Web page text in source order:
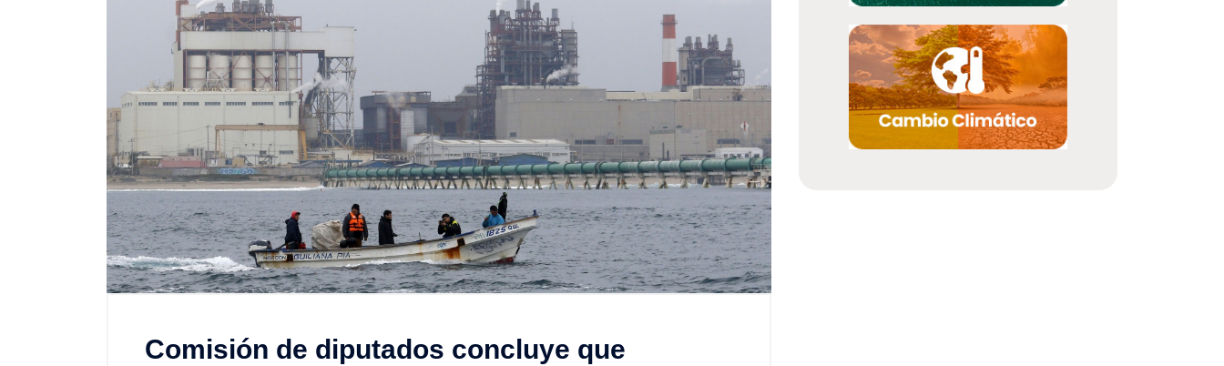
Comisión de diputados concluye que